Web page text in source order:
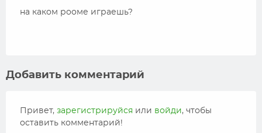
на каком рооме играешь?
Добавить комментарий
Привет, зарегистрируйся или войди, чтобы
оставить комментарий!